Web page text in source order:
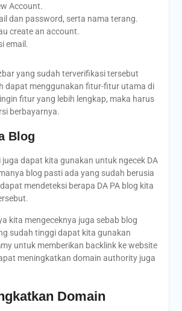
Account.
dan password, serta nama terang.
create an account.
email.
yang sudah terverifikasi tersebut
dapat menggunakan fitur-fitur utama di
fitur yang lebih lengkap, maka harus
berbayarnya.
Blog
juga dapat kita gunakan untuk ngecek DA
blog pasti ada yang sudah berusia
mendeteksi berapa DA PA blog kita
kita mengeceknya juga sebab blog
sudah tinggi dapat kita gunakan
untuk memberikan backlink ke website
meningkatkan domain authority juga
Domain